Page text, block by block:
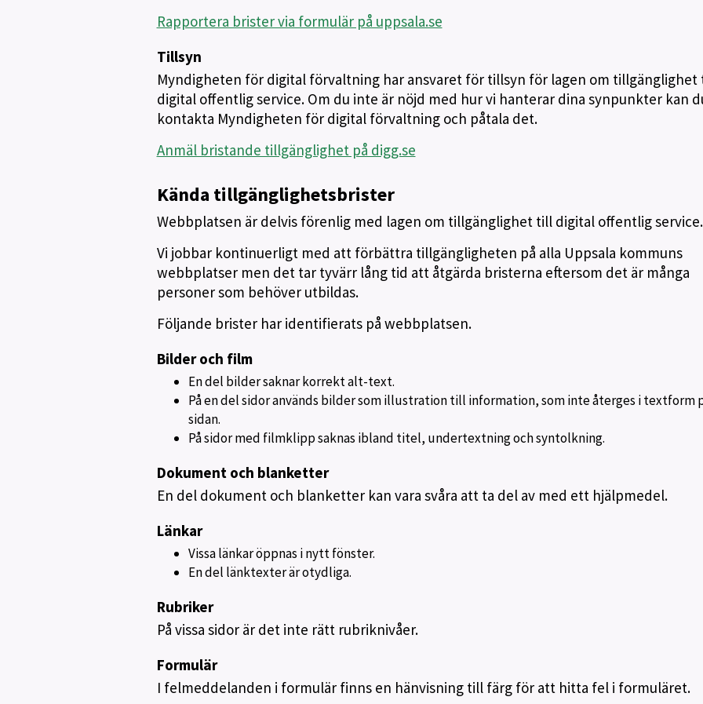
Rapportera brister via formulär på uppsala.se
Tillsyn
Myndigheten för digital förvaltning har ansvaret för tillsyn för lagen om tillgänglighet
digital offentlig service. Om du inte är nöjd med hur vi hanterar dina synpunkter kan
kontakta Myndigheten för digital förvaltning och påtala det.
Anmäl bristande tillgänglighet på digg.se
Kända tillgänglighetsbrister
Webbplatsen är delvis förenlig med lagen om tillgänglighet till digital offentlig
Vi jobbar kontinuerligt med att förbättra tillgängligheten på alla Uppsala kommuns
webbplatser men det tar tyvärr lång tid att åtgärda bristerna eftersom det är många
personer som behöver utbildas.
Följande brister har identifierats på webbplatsen.
Bilder och film
En del bilder saknar korrekt alt-text.
På en del sidor används bilder som illustration till information, som inte återges i textform
sidan.
På sidor med filmklipp saknas ibland titel, undertextning och syntolkning.
Dokument och blanketter
En del dokument och blanketter kan vara svåra att ta del av med ett hjälpmedel.
Länkar
Vissa länkar öppnas i nytt fönster.
En del länktexter är otydliga.
Rubriker
På vissa sidor är det inte rätt rubriknivåer.
Formulär
I felmeddelanden i formulär finns en hänvisning till färg för att hitta fel i formuläret.